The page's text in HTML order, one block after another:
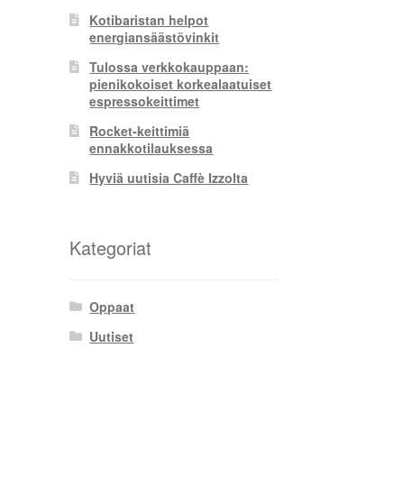
Kotibaristan helpot
energiansäästövinkit
Tulossa verkkokauppaan:
pienikokoiset korkealaatuiset
espressokeittimet
Rocket-keittimiä
ennakkotilauksessa
Hyviä uutisia Caffè Izzolta
Kategoriat
Oppaat
Uutiset